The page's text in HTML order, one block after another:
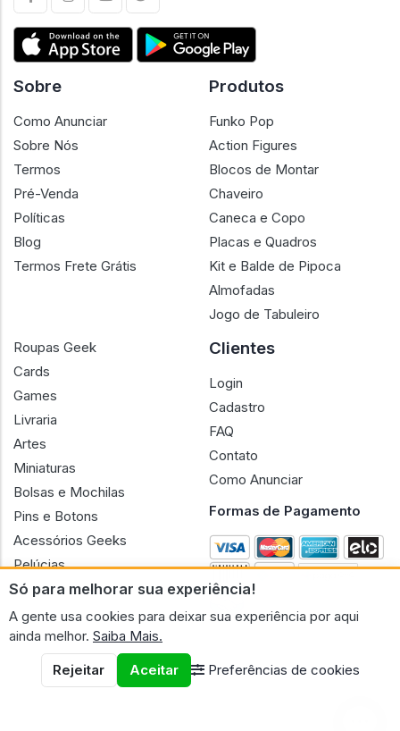
Só para melhorar sua experiência!
A gente usa cookies para deixar sua experiência por aqui
ainda melhor. Saiba Mais.
Rejeitar
Aceitar Preferências de cookies
Sobre
Como Anunciar
Sobre Nós
Termos
Pré-Venda
Políticas
Blog
Termos Frete Grátis
Produtos
Funko Pop
Action Figures
Blocos de Montar
Chaveiro
Caneca e Copo
Placas e Quadros
Kit e Balde de Pipoca
Almofadas
Jogo de Tabuleiro
Roupas Geek
Cards
Games
Livraria
Artes
Miniaturas
Bolsas e Mochilas
Pins e Botons
Acessórios Geeks
Pelúcias
Bonecas
Clientes
Login
Cadastro
FAQ
Contato
Como Anunciar
Formas de Pagamento
CNPJ n.º 30.220.458/0001-17 - GERAL GEEK PORTAL ELETRONICO